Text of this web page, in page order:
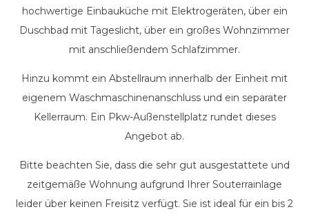
hochwertige Einbauküche mit Elektrogeräten, über ein
Duschbad mit Tageslicht, über ein großes Wohnzimmer
mit anschließendem Schlafzimmer.
Hinzu kommt ein Abstellraum innerhalb der Einheit mit
eigenem Waschmaschinenanschluss und ein separater
Kellerraum. Ein Pkw-Außenstellplatz rundet dieses
Angebot ab.
Bitte beachten Sie, dass die sehr gut ausgestattete und
zeitgemäße Wohnung aufgrund Ihrer Souterrainlage
leider über keinen Freisitz verfügt. Sie ist ideal für ein bis 2